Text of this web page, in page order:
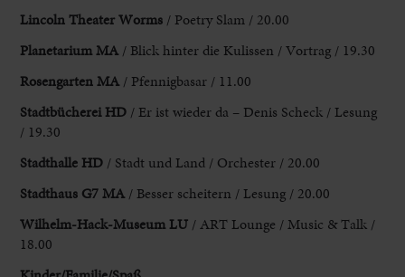
Lincoln Theater Worms / Poetry Slam / 20.00
Planetarium MA / Blick hinter die Kulissen / Vortrag / 19.30
Rosengarten MA / Pfennigbasar / 11.00
Stadtbücherei HD / Er ist wieder da – Denis Scheck / Lesung
/ 19.30
Stadthalle HD / Stadt und Land / Orchester / 20.00
Stadthaus G7 MA / Besser scheitern / Lesung / 20.00
Wilhelm-Hack-Museum LU / ART Lounge / Music & Talk /
18.00